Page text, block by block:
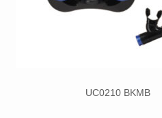
UC0210 BKMB